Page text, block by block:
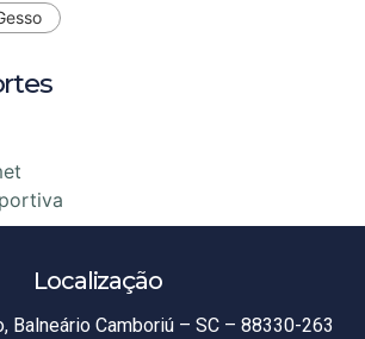
Localização
Balneário Camboriú – SC – 88330-263